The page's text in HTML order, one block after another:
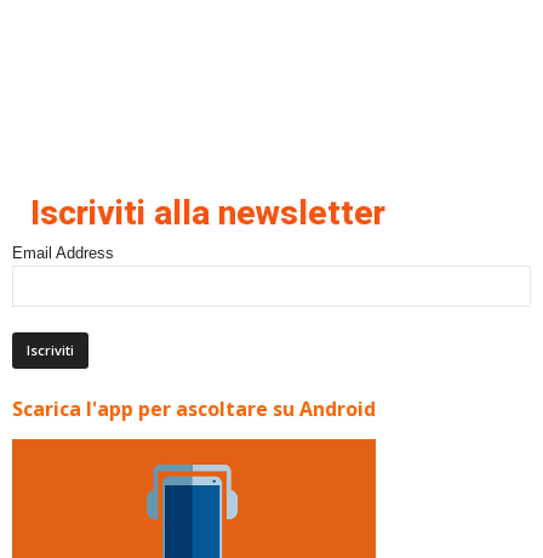
Iscriviti alla newsletter
Email Address
Scarica l'app per ascoltare su Android